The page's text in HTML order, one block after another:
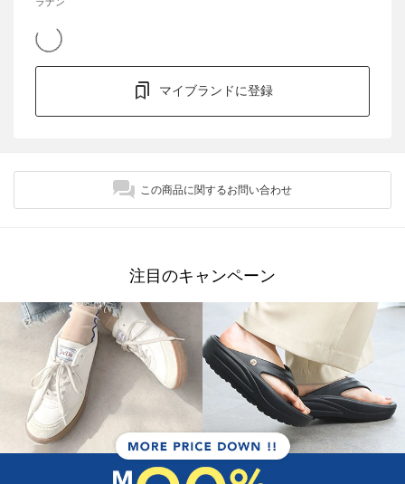
マイブランドに登録
この商品に関するお問い合わせ
注目のキャンペーン